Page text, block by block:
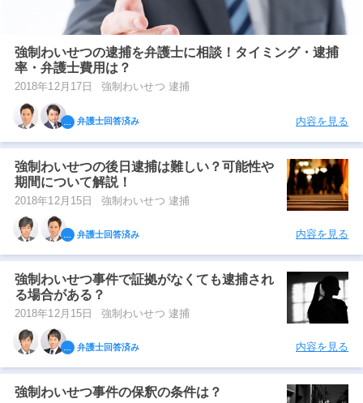
強制わいせつの逮捕を弁護士に相談！タイミング・逮捕
率・弁護士費用は？
2018年12月17日 強制わいせつ 逮捕
弁護士回答済み 内容を見る
強制わいせつの後日逮捕は難しい？可能性や
期間について解説！
2018年12月15日 強制わいせつ 逮捕
弁護士回答済み 内容を見る
強制わいせつ事件で証拠がなくても逮捕され
る場合がある？
2018年12月15日 強制わいせつ 逮捕
弁護士回答済み 内容を見る
強制わいせつ事件の保釈の条件は？